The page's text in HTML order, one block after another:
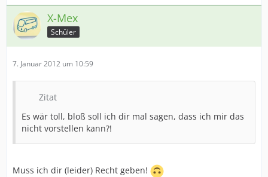
X-Mex
Schüler
7. Januar 2012 um 10:59
Zitat
Es wär toll, bloß soll ich dir mal sagen, dass ich mir das
nicht vorstellen kann?!
Muss ich dir (leider) Recht geben!